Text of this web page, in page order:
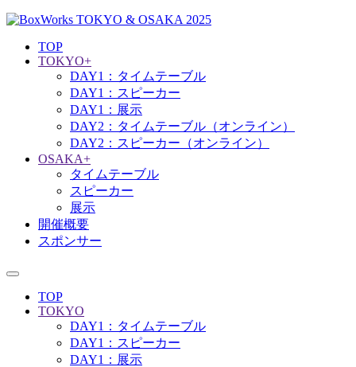
TOP
TOKYO+
DAY1：タイムテーブル
DAY1：スピーカー
DAY1：展示
DAY2：タイムテーブル（オンライン）
DAY2：スピーカー（オンライン）
OSAKA+
タイムテーブル
スピーカー
展示
開催概要
スポンサー
TOP
TOKYO
DAY1：タイムテーブル
DAY1：スピーカー
DAY1：展示